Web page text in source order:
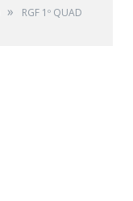
»
RGF 1º QUAD